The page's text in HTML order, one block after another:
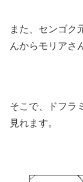
また、センゴク
んからモリアさ
そこで、ドフラ
見れます。